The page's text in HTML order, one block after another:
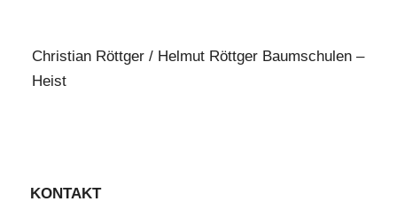
Christian Röttger / Helmut Röttger Baumschulen –
Heist
KONTAKT